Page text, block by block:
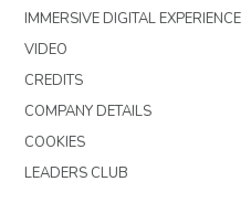
IMMERSIVE DIGITAL EXPERIENCE
VIDEO
CREDITS
COMPANY DETAILS
COOKIES
LEADERS CLUB